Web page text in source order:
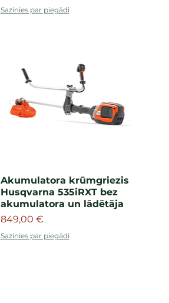
Sazinies par piegādi
Akumulatora krūmgriezis
Husqvarna 535iR​XT bez
akumulatora un lādētāja
Cena
849,00 €
Sazinies par piegādi